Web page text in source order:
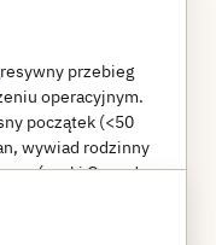
przebieg
operacyjnym.
początek (<50
wywiad rodzinny
(guzki Garroda,
Modyfikacja
predykcyjnymi.
płeć męska,
r.ż.,
u rodzica
— łącznie
23%